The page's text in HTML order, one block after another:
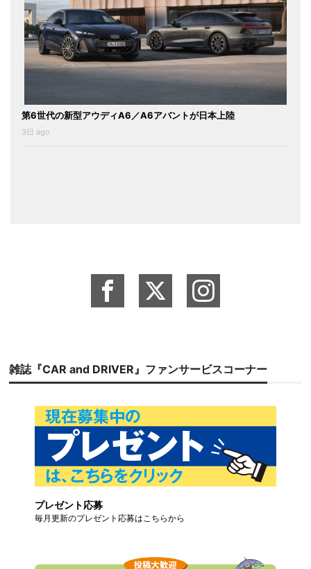
第6世代の新型アウディA6／A6アバントが日本上陸
3日 ago
雑誌『CAR and DRIVER』ファンサービスコーナー
プレゼント応募
毎月更新のプレゼント応募はこちらから